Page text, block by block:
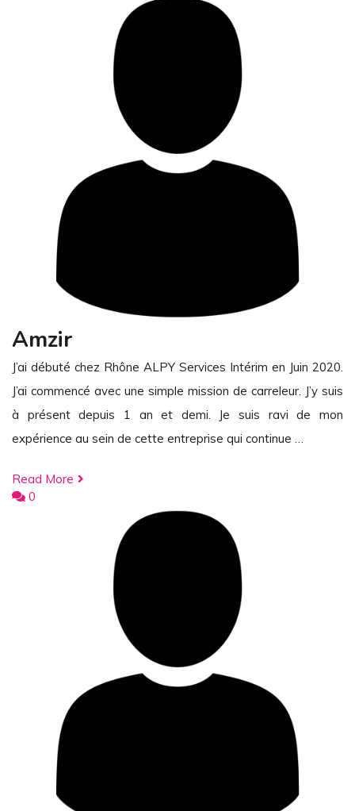
Amzir
J’ai débuté chez Rhône ALPY Services Intérim en Juin 2020.
J’ai commencé avec une simple mission de carreleur. J’y suis
à présent depuis 1 an et demi. Je suis ravi de mon
expérience au sein de cette entreprise qui continue …
Read More
0